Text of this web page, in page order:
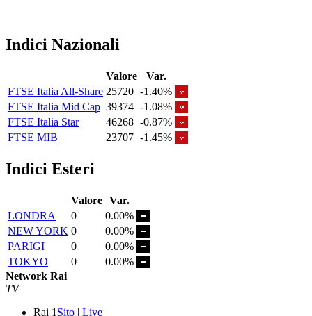
Indici Nazionali
Valore
Var.
FTSE Italia All-Share 25720 -1.40%
FTSE Italia Mid Cap 39374 -1.08%
FTSE Italia Star
46268 -0.87%
FTSE MIB
23707 -1.45%
Indici Esteri
Valore Var.
LONDRA
0
0.00%
NEW YORK 0
0.00%
PARIGI
0
0.00%
TOKYO
0
0.00%
Network Rai
TV
Rai 1 Sito | Live